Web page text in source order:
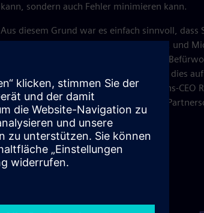
kann, sondern auch Fehler minimieren kann.
Aus diesem Grund war es einfach sinnvoll,
Hersteller von Automatisierungstechnik, und
Softwareunternehmen und der stärkste
gemeinsamen Lösungen arbeiteten. Um dies
Microsoft-CEO Satya Nadella und Siemens-CEO
der Synergien zu rühmen, die durch die
entstehen.